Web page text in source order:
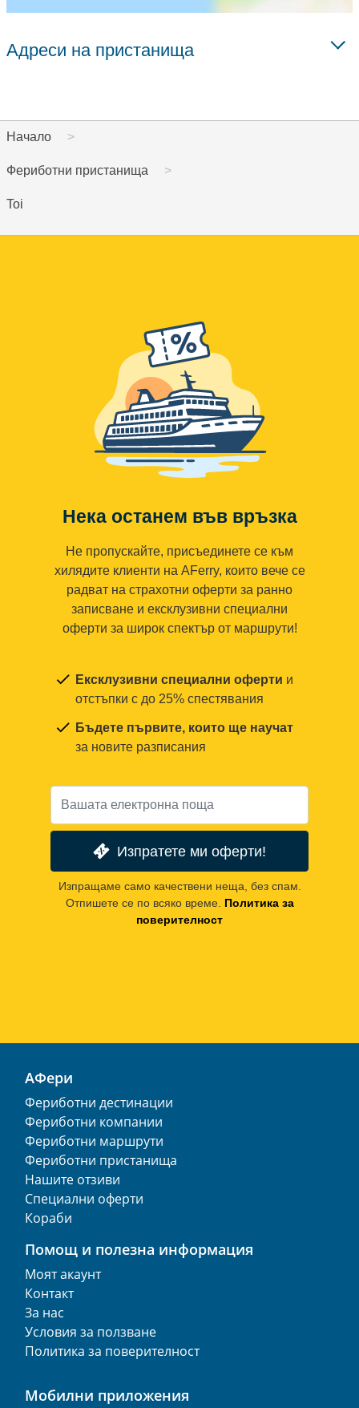
Адреси на пристанища
Начало
Фериботни пристанища
Toi
Нека останем във връзка
Не пропускайте, присъединете се към
хилядите клиенти на AFerry, които вече се
радват на страхотни оферти за ранно
записване и ексклузивни специални
оферти за широк спектър от маршрути!
Ексклузивни специални оферти и
отстъпки с до 25% спестявания
Бъдете първите, които ще научат
за новите разписания
Изпратете ми оферти!
Изпращаме само качествени неща, без спам.
Отпишете се по всяко време. Политика за
поверителност
АФери
Фериботни дестинации
Фериботни компании
Фериботни маршрути
Фериботни пристанища
Нашите отзиви
Специални оферти
Кораби
Помощ и полезна информация
Моят акаунт
Контакт
За нас
Условия за ползване
Политика за поверителност
Мобилни приложения